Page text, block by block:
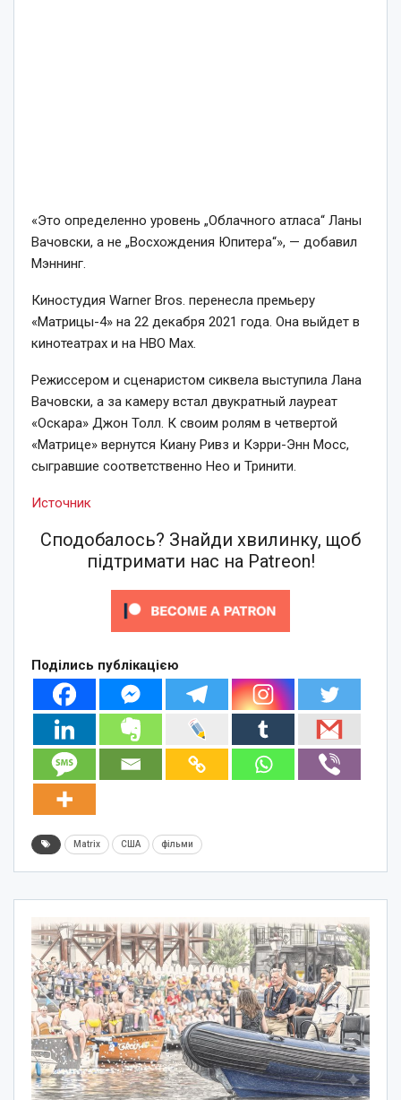
«Это определенно уровень „Облачного атласа“ Ланы
Вачовски, а не „Восхождения Юпитера“», — добавил
Мэннинг.
Киностудия Warner Bros. перенесла премьеру
«Матрицы-4» на 22 декабря 2021 года. Она выйдет в
кинотеатрах и на HBO Max.
Режиссером и сценаристом сиквела выступила Лана
Вачовски, а за камеру встал двукратный лауреат
«Оскара» Джон Толл. К своим ролям в четвертой
«Матрице» вернутся Киану Ривз и Кэрри-Энн Мосс,
сыгравшие соответственно Нео и Тринити.
Источник
Сподобалось? Знайди хвилинку, щоб
підтримати нас на Patreon!
Поділись публікацією
Matrix США фільми